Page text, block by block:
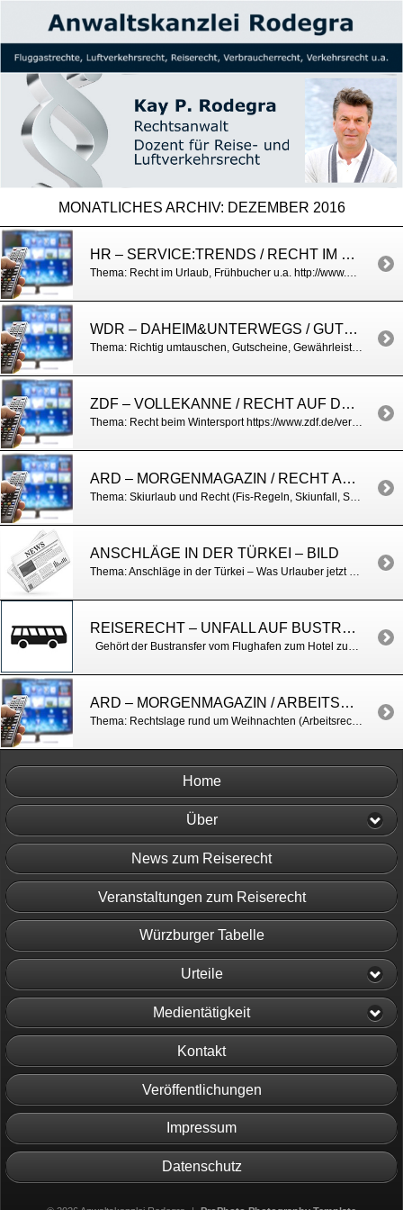
MONATLICHES ARCHIV: DEZEMBER 2016
HR – SERVICE:TRENDS / RECHT IM WINTERURLAUB
Thema: Recht im Urlaub, Frühbucher u.a. http://www.hr-online.de/website/fernsehen/sendungen/mediaplayer.jsp?mkey=63047946&rubrik=35270
WDR – DAHEIM&UNTERWEGS / GUTSCHEINE
Thema: Richtig umtauschen, Gutscheine, Gewährleistung http://www1.wdr.de/mediathek/video/sendungen/daheim-und-unterwegs/video-wie-lange-ist-mein-gutschein-gueltig-und-welche-rechte-habe-ich-beim-umtausch-anwalt-kay-p-rodegra-gibt-antworten-100.html
ZDF – VOLLEKANNE / RECHT AUF DER SKIPISTE
Thema: Recht beim Wintersport https://www.zdf.de/verbraucher/volle-kanne/topthema-gut-vorbereitet-auf-die-skipiste-versicherungsschutz-auslandskrankenversicherung-helmpflicht-100.html
ARD – MORGENMAGAZIN / RECHT AUF DER SKIPISTE
Thema: Skiurlaub und Recht (Fis-Regeln, Skiunfall, Schneemangel u.a.) http://www.daserste.de/information/politik-weltgeschehen/morgenmagazin/service/service-Auf-die-Piste-fertig-los-100.html
ANSCHLÄGE IN DER TÜRKEI – BILD
Thema: Anschläge in der Türkei – Was Urlauber jetzt wissen sollten. http://www.bild.de/reise/2016/istanbul/das-sagen-reiseveranstalter-49276662.bild.html
REISERECHT – UNFALL AUF BUSTRANSFER
Gehört der Bustransfer vom Flughafen zum Hotel zum Reisevertrag, muss der Reiseveranstalter den Reisepreis erstatten, wenn der Bus in einen Unfall verwickelt ist, der Urlauber verletzt wird und die Reise abbrechen muss. Das gilt auch, wenn dem Busfahrer bzw. dem Reiseveranstalter kein Verschulden vorzuwerfen ist. BGH v. 06.12.2016, Az. X ZR 117/15 und X […]
ARD – MORGENMAGAZIN / ARBEITSRECHT UND WEIHNACHTEN
Thema: Rechtslage rund um Weihnachten (Arbeitsrecht / Weihnachtsgeld, Weihnachtsfeier, Weihnachtsurlaub) http://www.daserste.de/information/politik-weltgeschehen/morgenmagazin/service/service-Arbeitsrecht-und-Weihnachten-100.html
Home
Über
News zum Reiserecht
Veranstaltungen zum Reiserecht
Würzburger Tabelle
Urteile
Medientätigkeit
Kontakt
Veröffentlichungen
Impressum
Datenschutz